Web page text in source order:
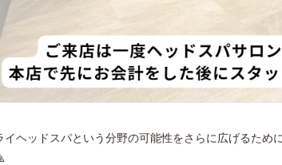
イヘッドスパという分野の可能性をさらに広げるた